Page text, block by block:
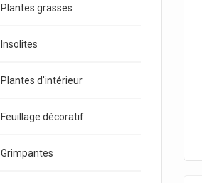
Plantes grasses
Insolites
Plantes d'intérieur
Feuillage décoratif
Grimpantes